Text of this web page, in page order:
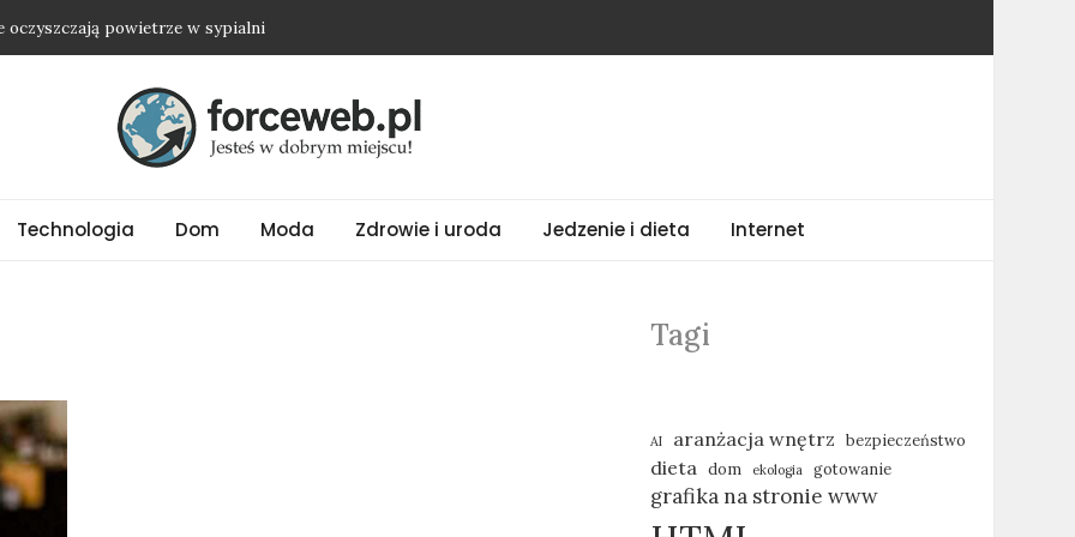
oczyszczają powietrze w sypialni
nawet najprostszy strój
biżuterię ze stali chirurgicznej?
Technologia Dom Moda Zdrowie i uroda Jedzenie i dieta Internet
Tagi
AI aranżacja wnętrz bezpieczeństwo
dieta dom ekologia gotowanie
grafika na stronie www